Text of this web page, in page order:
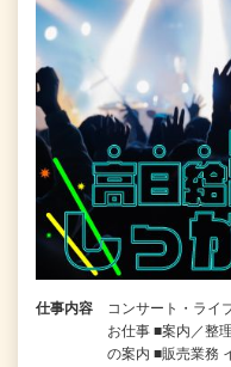
仕事内容
コンサート・ライ
お仕事 ■案内／整
の案内 ■販売業務